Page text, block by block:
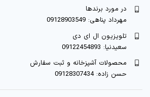
در مورد برندها
مهرداد پناهی: 09128903549
تلویزیون ال ای دی
سعیدنیا: 09122454893
محصولات آشپزخانه و ثبت سفارش
حسن زاده: 09128307434